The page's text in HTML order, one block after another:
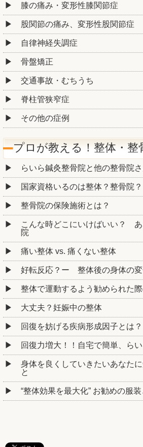
膝の痛み・変形性膝関節症
股関節の痛み、変形性股関節症
自律神経失調症
骨盤矯正
交通事故・むちうち
脊柱管狭窄症
その他の症例
プロが教える！整体・整
らいら鍼灸整骨院と他の整骨院
国家資格いるのは整体？整骨院？
整骨院の保険施術とは？
こんな時どこにいけばいい？
院
痛い整体 vs. 痛くない整体
好転反応？ー 整体後の身体の
整体で運動するよう勧められた
大丈夫？妊娠中の整体
回復を妨げる疾病形成因子とは？
回復力増大！！自宅で簡単、ら
身体を良くしていきたいあなた
と
“整体効果を最大化” お勧めの服装